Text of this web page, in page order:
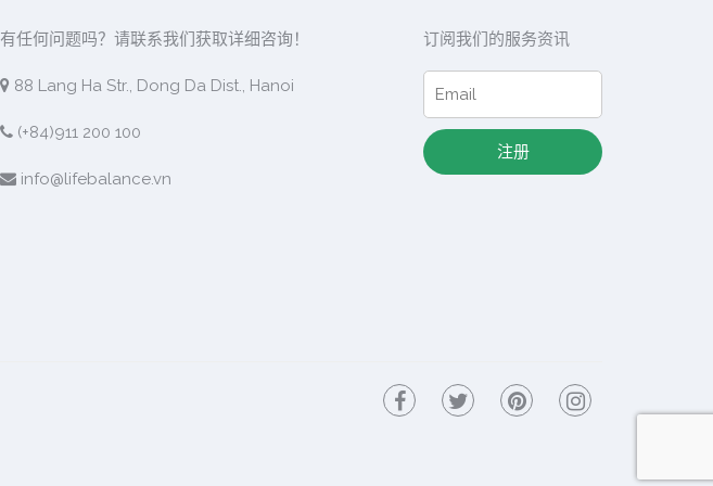
有任何问题吗？请联系我们获取详细咨询！
88 Lang Ha Str., Dong Da Dist., Hanoi
(+84)911 200 100
info@lifebalance.vn
订阅我们的服务资讯
注册